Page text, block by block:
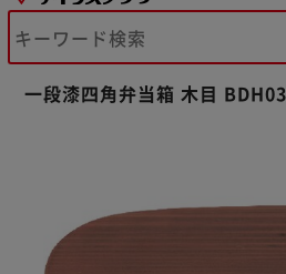
一段漆四角弁当箱 木目
※ご確認ください
カートに入れる